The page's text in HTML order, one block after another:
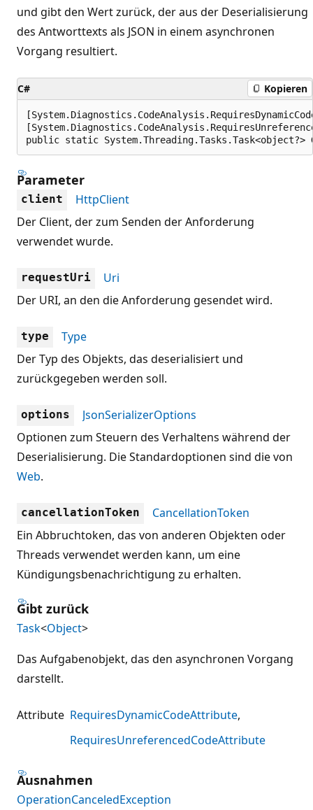
und gibt den Wert zurück, der aus der Deserialisierung
des Antworttexts als JSON in einem asynchronen
Vorgang resultiert.
C# Kopieren
public static
Parameter
client
HttpClient
Der Client, der zum Senden der Anforderung
verwendet wurde.
requestUri
Uri
Der URI, an den die Anforderung gesendet wird.
type
Type
Der Typ des Objekts, das deserialisiert und
zurückgegeben werden soll.
options
JsonSerializerOptions
Optionen zum Steuern des Verhaltens während der
Deserialisierung. Die Standardoptionen sind die von
Web.
cancellationToken
CancellationToken
Ein Abbruchtoken, das von anderen Objekten oder
Threads verwendet werden kann, um eine
Kündigungsbenachrichtigung zu erhalten.
Gibt zurück
Task<Object>
Das Aufgabenobjekt, das den asynchronen Vorgang
darstellt.
Attribute RequiresDynamicCodeAttribute
RequiresUnreferencedCodeAttribute
Ausnahmen
OperationCanceledException